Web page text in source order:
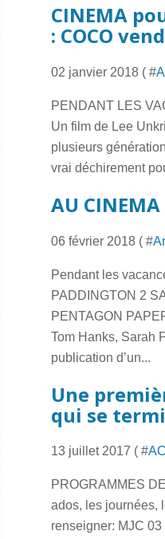
CINEMA
: COCO
02 janvier 2018 ( #
PENDANT LES
Un film de Lee
plusieurs
vrai déchirement
AU
06 février 2018 ( #
Pendant les
PADDINGTON 2
PENTAGON
Tom Hanks, Sarah
publication d’un...
Une
qui se
13 juillet 2017 ( #
PROGRAMMES
ados, les journées,
renseigner: MJC